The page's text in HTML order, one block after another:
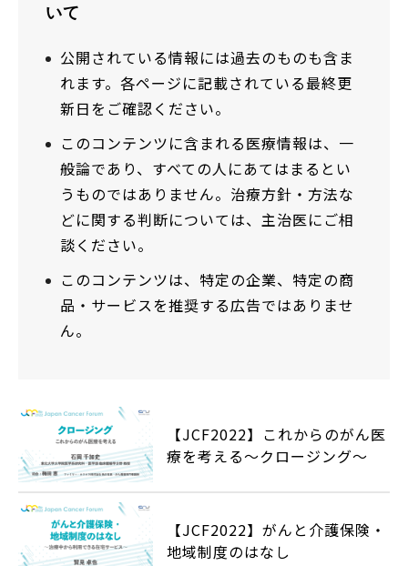
いて
公開されている情報には過去のものも含ま
れます。各ページに記載されている最終更
新日をご確認ください。
このコンテンツに含まれる医療情報は、一
般論であり、すべての人にあてはまるとい
うものではありません。治療方針・方法な
どに関する判断については、主治医にご相
談ください。
このコンテンツは、特定の企業、特定の商
品・サービスを推奨する広告ではありませ
ん。
【JCF2022】これからのがん医
療を考える～クロージング～
【JCF2022】がんと介護保険・
地域制度のはなし